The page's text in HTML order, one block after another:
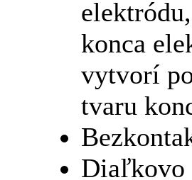
konca
vytvorí
tvaru
Diaľkovo